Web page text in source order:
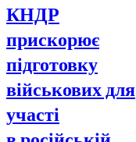
КНДР
прискорює
підготовку
військових для
участі